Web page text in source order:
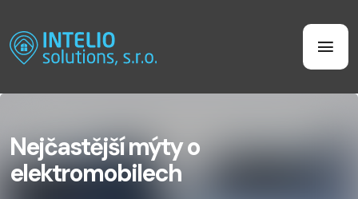
Nejčastější mýty o
elektromobilech